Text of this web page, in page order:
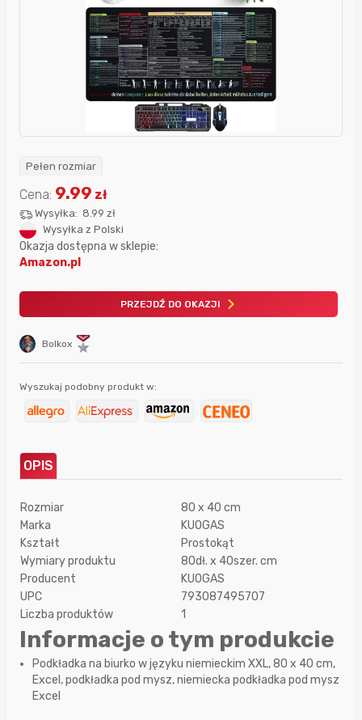
Pełen rozmiar
Bolkox
Cena: 9.99 zł
Wysyłka: 8.99 zł
Wysyłka z Polski
Okazja dostępna w sklepie:
Amazon.pl
PRZEJDŹ DO OKAZJI
Wyszukaj podobny produkt w:
OPIS
Rozmiar
80 x 40 cm
Marka
KUOGAS
Kształt
Prostokąt
Wymiary produktu
80dł. x 40szer. cm
Producent
KUOGAS
UPC
793087495707
Liczba produktów
1
Informacje o tym produkcie
Podkładka na biurko w języku niemieckim XXL, 80 x 40 cm,
Excel, podkładka pod mysz, niemiecka podkładka pod mysz
Excel